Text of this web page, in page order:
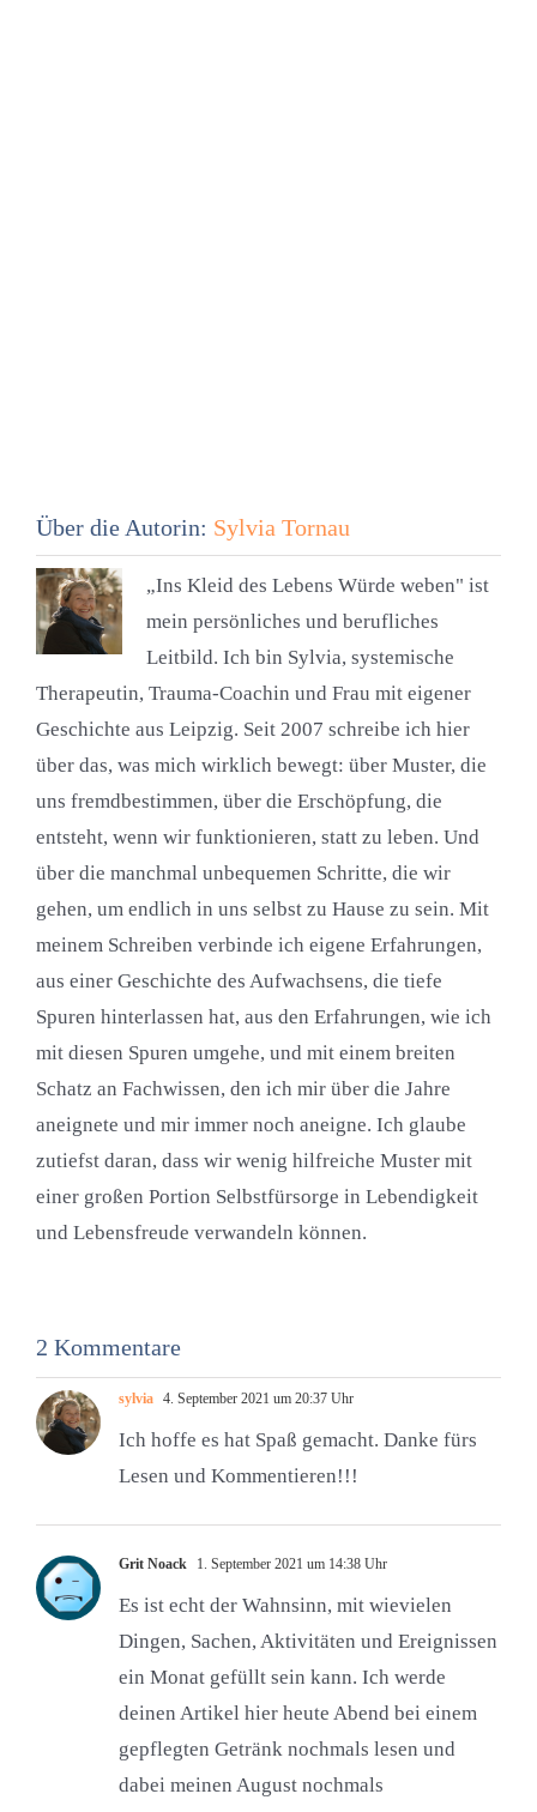
Über die Autorin: Sylvia Tornau
„Ins Kleid des Lebens Würde weben" ist
mein persönliches und berufliches
Leitbild. Ich bin Sylvia, systemische
Therapeutin, Trauma-Coachin und Frau mit eigener
Geschichte aus Leipzig. Seit 2007 schreibe ich hier
über das, was mich wirklich bewegt: über Muster, die
uns fremdbestimmen, über die Erschöpfung, die
entsteht, wenn wir funktionieren, statt zu leben. Und
über die manchmal unbequemen Schritte, die wir
gehen, um endlich in uns selbst zu Hause zu sein. Mit
meinem Schreiben verbinde ich eigene Erfahrungen,
aus einer Geschichte des Aufwachsens, die tiefe
Spuren hinterlassen hat, aus den Erfahrungen, wie ich
mit diesen Spuren umgehe, und mit einem breiten
Schatz an Fachwissen, den ich mir über die Jahre
aneignete und mir immer noch aneigne. Ich glaube
zutiefst daran, dass wir wenig hilfreiche Muster mit
einer großen Portion Selbstfürsorge in Lebendigkeit
und Lebensfreude verwandeln können.
2 Kommentare
sylvia 4. September 2021 um 20:37 Uhr
Ich hoffe es hat Spaß gemacht. Danke fürs
Lesen und Kommentieren!!!
Grit Noack 1. September 2021 um 14:38 Uhr
Es ist echt der Wahnsinn, mit wievielen
Dingen, Sachen, Aktivitäten und Ereignissen
ein Monat gefüllt sein kann. Ich werde
deinen Artikel hier heute Abend bei einem
gepflegten Getränk nochmals lesen und
dabei meinen August nochmals